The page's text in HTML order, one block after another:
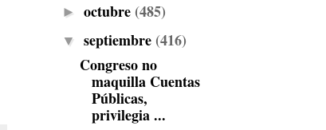
► octubre (485)
▼ septiembre (416)
Congreso no
maquilla Cuentas
Públicas,
privilegia ...